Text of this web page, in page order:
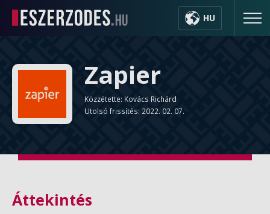
HU
Zapier
Közzétette: Kovács Richárd
Utolsó frissítés: 2022. 02. 07.
Áttekintés